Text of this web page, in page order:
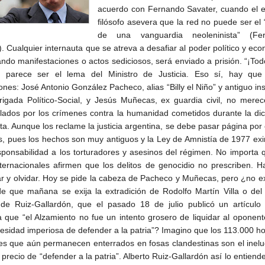
acuerdo con Fernando Savater, cuando el
filósofo asevera que la red no puede ser el
de una vanguardia neoleninista”
Cualquier internauta que se atreva a desafiar al poder político y
manifestaciones o actos sediciosos, será enviado a prisión.
parece ser el lema del Ministro de Justicia. Eso sí, hay que
José Antonio González Pacheco, alias “Billy el Niño” y antiguo
Político-Social, y Jesús Muñecas, ex guardia civil, no
por los crímenes contra la humanidad cometidos durante la
Aunque los reclame la justicia argentina, se debe pasar página por
pues los hechos son muy antiguos y la Ley de Amnistía de 1977
a los torturadores y asesinos del régimen. No importa
afirmen que los delitos de genocidio no prescriben.
y olvidar. Hoy se pide la cabeza de Pacheco y Muñecas, pero ¿no
que mañana se exija la extradición de Rodolfo Martín Villa o del
Ruiz-Gallardón, que el pasado 18 de julio publicó un artículo
que “el Alzamiento no fue un intento grosero de liquidar al
imperiosa de defender a la patria”? Imagino que los 113.000
que aún permanecen enterrados en fosas clandestinas son el
de “defender a la patria”. Alberto Ruiz-Gallardón así lo